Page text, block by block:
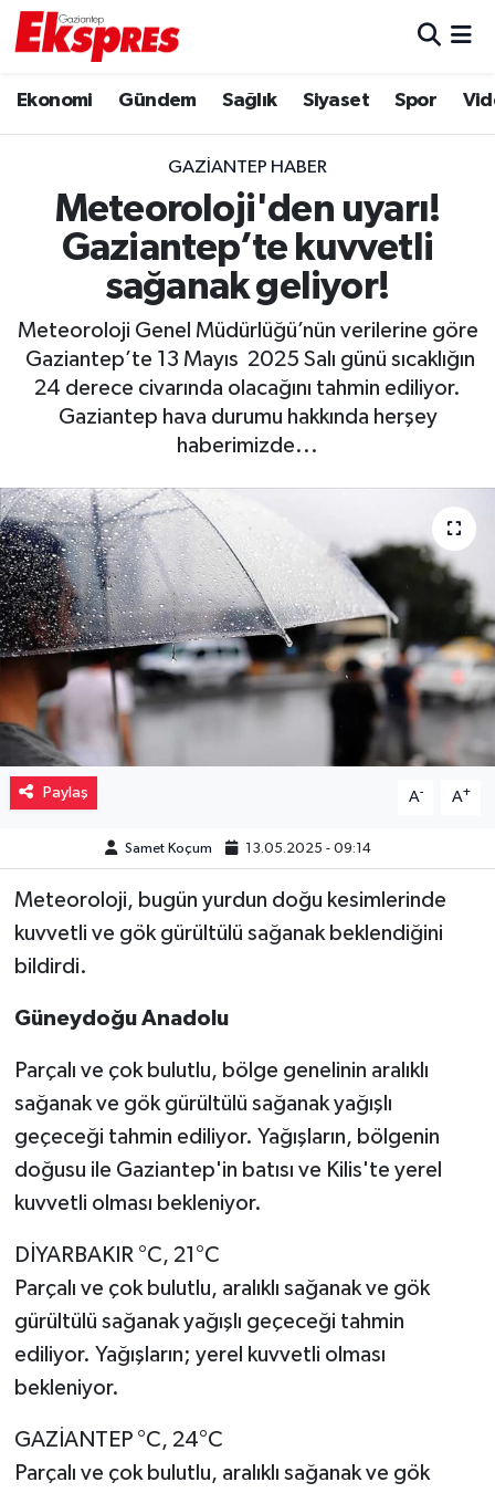
Ekonomi Gündem Sağlık Siyaset Spor
GAZIANTEP HABER
Meteoroloji'den uyarı!
Gaziantep’te kuvvetli
sağanak geliyor!
Meteoroloji Genel Müdürlüğü’nün verilerine göre
Gaziantep’te 13 Mayıs 2025 Salı günü sıcaklığın
24 derece civarında olacağını tahmin ediliyor.
Gaziantep hava durumu hakkında herşey
haberimizde...
Paylaş A- A+
Samet Koçum 13.05.2025 - 09:14
Meteoroloji, bugün yurdun doğu kesimlerinde
kuvvetli ve gök gürültülü sağanak beklendiğini
bildirdi.
Güneydoğu Anadolu
Parçalı ve çok bulutlu, bölge genelinin aralıklı
sağanak ve gök gürültülü sağanak yağışlı
geçeceği tahmin ediliyor. Yağışların, bölgenin
doğusu ile Gaziantep'in batısı ve Kilis'te yerel
kuvvetli olması bekleniyor.
DİYARBAKIR °C, 21°C
Parçalı ve çok bulutlu, aralıklı sağanak ve gök
gürültülü sağanak yağışlı geçeceği tahmin
ediliyor. Yağışların; yerel kuvvetli olması
bekleniyor.
GAZİANTEP °C, 24°C
Parçalı ve çok bulutlu, aralıklı sağanak ve gök
Ekonomi
Gaziantep son dakika
Genel
Haberler
Kültür Sanat
Müzik
Piyasa
Resmi İlanlar
Sağlık
Sinemalar
Spor
Teknoloji
Yaşam
Yemek
Trafik Durumu
Puan Durumu ve Fikstür
Tüm Manşetler
Son Dakika Haberleri
Haber Arşivi